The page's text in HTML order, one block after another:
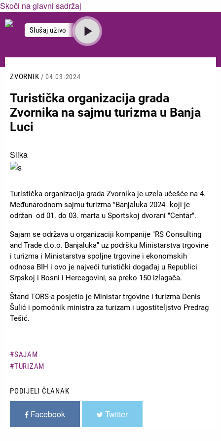
Skoči na glavni sadržaj
Slušaj uživo
ZVORNIK / 04.03.2024
Turistička organizacija grada
Zvornika na sajmu turizma u Banja
Luci
Slika
Turistička organizacija grada Zvornika je uzela učešće na 4.
Međunarodnom sajmu turizma "Banjaluka 2024" koji je
održan od 01. do 03. marta u Sportskoj dvorani "Centar".
Sajam se održava u organizaciji kompanije "RS Consulting
and Trade d.o.o. Banjaluka" uz podršku Ministarstva trgovine
i turizma i Ministarstva spoljne trgovine i ekonomskih
odnosa BIH i ovo je najveći turistički događaj u Republici
Srpskoj i Bosni i Hercegovini, sa preko 150 izlagača.
Štand TORS-a posjetio je Ministar trgovine i turizma Denis
Šulić i pomoćnik ministra za turizam i ugostiteljstvo Predrag
Tešić.
SAJAM
TURIZAM
PODIJELI ČLANAK
Facebook Twitter